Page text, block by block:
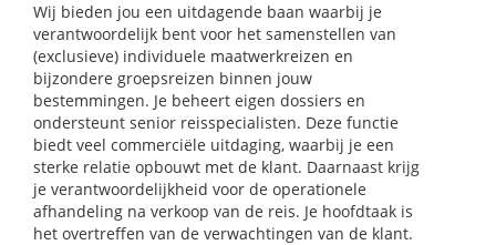
Wij bieden jou een uitdagende baan waarbij je
verantwoordelijk bent voor het samenstellen van
(exclusieve) individuele maatwerkreizen en
bijzondere groepsreizen binnen jouw
bestemmingen. Je beheert eigen dossiers en
ondersteunt senior reisspecialisten. Deze functie
biedt veel commerciële uitdaging, waarbij je een
sterke relatie opbouwt met de klant. Daarnaast krijg
je verantwoordelijkheid voor de operationele
afhandeling na verkoop van de reis. Je hoofdtaak is
het overtreffen van de verwachtingen van de klant.